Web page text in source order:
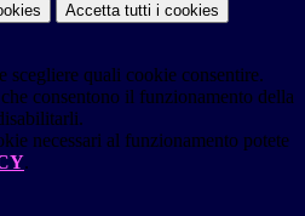
Accetta tutti i cookies
scegliere quali cookie consentire.
consentono il funzionamento della
necessari al funzionamento potete
.